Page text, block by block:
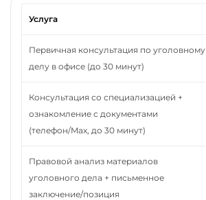
Услуга
Первичная консультация по уголовному
делу в офисе (до 30 минут)
Консультация со специализацией +
ознакомление с документами
(телефон/Max, до 30 минут)
Правовой анализ материалов
уголовного дела + письменное
заключение/позиция